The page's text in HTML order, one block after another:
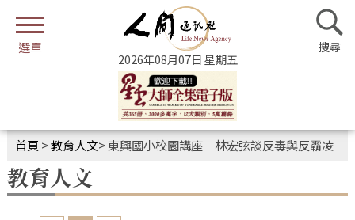
2026年08月07日 星期五
首頁 >教育人文>東興國小校園講座 林宏弦談反毒與反霸凌
教育人文